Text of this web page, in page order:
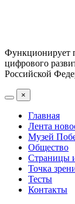
Функционирует
цифрового
Российской
×
Главная
Лента
Музей
Общество
Страницы
Точка
Тесты
Контакты